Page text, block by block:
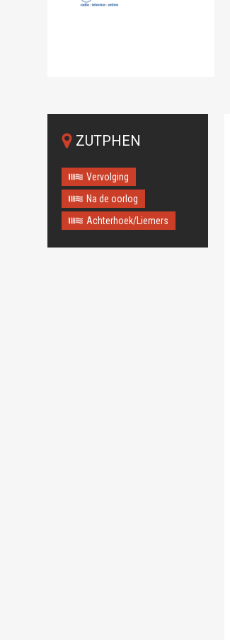
ZUTPHEN
Vervolging
Na de oorlog
Achterhoek/Liemers